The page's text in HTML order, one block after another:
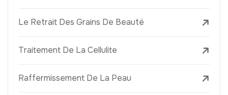
Le Retrait Des Grains De Beauté
Traitement De La Cellulite
Raffermissement De La Peau